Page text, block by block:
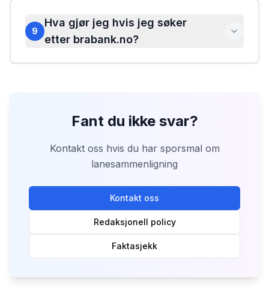
9
Hva gjør jeg hvis jeg søker
etter brabank.no?
Fant du ikke svar?
Kontakt oss hvis du har sporsmal om
lanesammenligning
Kontakt oss
Redaksjonell policy
Faktasjekk